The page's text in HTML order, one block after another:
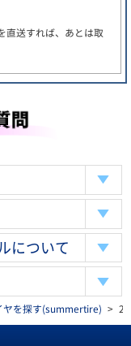
直送すれば、あとは取
について
ヤを探す(summertire) >